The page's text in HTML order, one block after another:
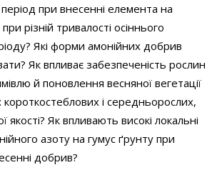
період при внесенні елемента на
різній тривалості осіннього
Які форми амонійних добрив
Як впливає забезпеченість рослин
й поновлення весняної вегетації
короткостеблових і середньорослих,
якості? Як впливають високі локальні
азоту на гумус ґрунту при
добрив?